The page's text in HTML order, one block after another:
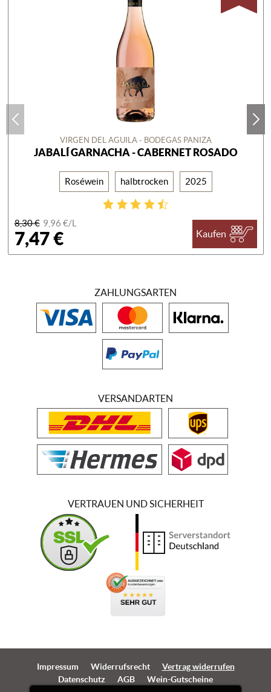
VIRGEN DEL AGUILA - BODEGAS PANIZA
JABALÍ GARNACHA - CABERNET ROSADO
Roséwein halbtrocken 2025
8,30 € 9,96 €/L
7,47 € Kaufen
ZAHLUNGSARTEN
VERSANDARTEN
VERTRAUEN UND SICHERHEIT
Impressum Widerrufsrecht
Vertrag widerrufen
Datenschutz
AGB Wein-Gutscheine